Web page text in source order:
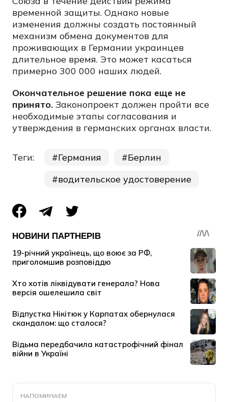
временной защиты. Однако новые
изменения должны создать постоянный
механизм обмена документов для
проживающих в Германии украинцев
длительное время. Это может касаться
примерно 300 000 наших людей.
Окончательное решение пока еще не
принято. Законопроект должен пройти все
необходимые этапы согласования и
утверждения в германских органах власти.
Теги: Германия
Берлин
водительское удостоверение
НАПОМИНАЕМ